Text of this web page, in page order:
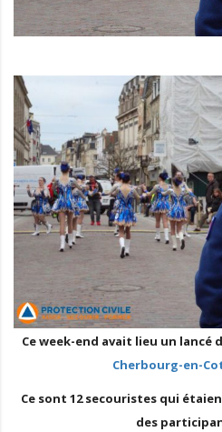
Ce week-end avait lieu un lancé
Cherbourg-en-
Ce sont 12 secouristes qui
des